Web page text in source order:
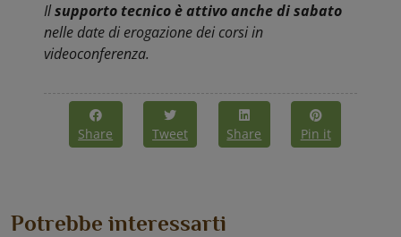
Ilsupporto tecnico è attivo anche di sabato
nelle date di erogazione dei corsi in
videoconferenza.
Share Tweet Share Pin it
Potrebbe interessarti